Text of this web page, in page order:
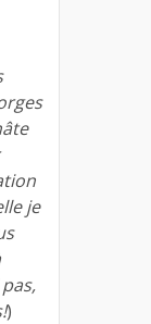
je
)